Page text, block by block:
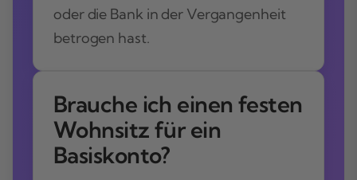
oder die Bank in der Vergangenheit
betrogen hast.
Brauche ich einen festen
Wohnsitz für ein
Basiskonto?